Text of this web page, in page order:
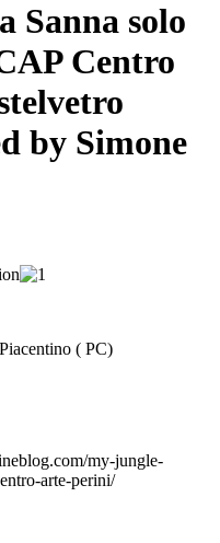
Sanna solo
Centro
by Simone
( PC)
my-jungle-
arte-perini/